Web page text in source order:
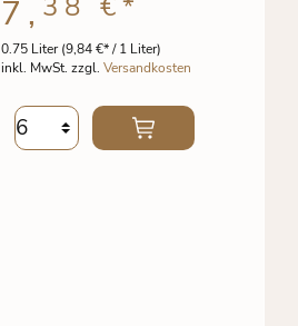
0.75 Liter(9,84 €* / 1 Liter)
inkl. MwSt. zzgl. Versandkosten
7,